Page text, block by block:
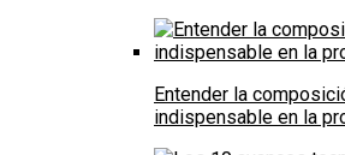
Entender la
indispensable en la